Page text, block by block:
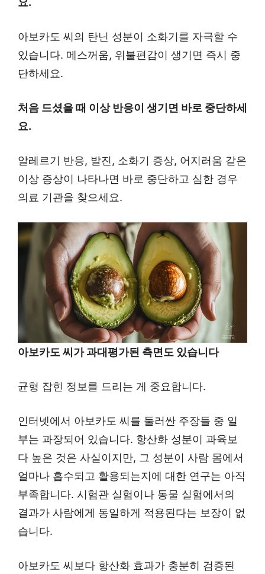
아보카도 씨의 탄닌 성분이 소화기를 자극할 수
있습니다. 메스꺼움, 위불편감이 생기면 즉시 중
단하세요.
처음 드셨을 때 이상 반응이 생기면 바로 중단하세
요.
알레르기 반응, 발진, 소화기 증상, 어지러움 같은
이상 증상이 나타나면 바로 중단하고 심한 경우
의료 기관을 찾으세요.
아보카도 씨가 과대평가된 측면도 있습니다
균형 잡힌 정보를 드리는 게 중요합니다.
인터넷에서 아보카도 씨를 둘러싼 주장들 중 일
부는 과장되어 있습니다. 항산화 성분이 과육보
다 높은 것은 사실이지만, 그 성분이 사람 몸에서
얼마나 흡수되고 활용되는지에 대한 연구는 아직
부족합니다. 시험관 실험이나 동물 실험에서의
결과가 사람에게 동일하게 적용된다는 보장이 없
습니다.
아보카도 씨보다 항산화 효과가 충분히 검증된